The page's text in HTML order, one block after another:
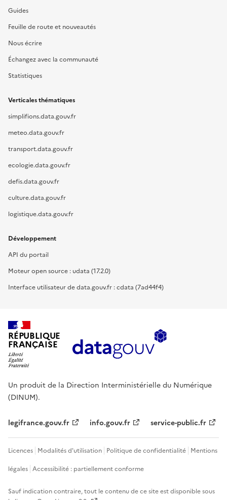
Guides
Feuille de route et nouveautés
Nous écrire
Échangez avec la communauté
Statistiques
Verticales thématiques
simplifions.data.gouv.fr
meteo.data.gouv.fr
transport.data.gouv.fr
ecologie.data.gouv.fr
defis.data.gouv.fr
culture.data.gouv.fr
logistique.data.gouv.fr
Développement
API du portail
Moteur open source : udata (17.2.0)
Interface utilisateur de data.gouv.fr : cdata (7ad44f4)
RÉPUBLIQUE
FRANÇAISE
Un produit de la Direction Interministérielle du Numérique
(DINUM).
legifrance.gouv.fr info.gouv.fr service-public.fr
Licences Modalités d'utilisation Politique de confidentialité Mentions
légales Accessibilité : partiellement conforme
Sauf indication contraire, tout le contenu de ce site est disponible sous